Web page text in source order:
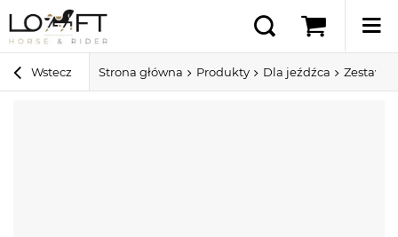
Wstecz Strona główna Produkty Dla jeźdźca Zestawy